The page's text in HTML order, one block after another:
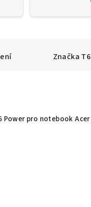
Značka
pro notebook Acer